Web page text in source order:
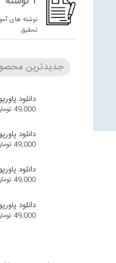
نوشته های
تحقیق
جدیدترین
دانلود
49,000
دانلود
49,000
49,000
49,000